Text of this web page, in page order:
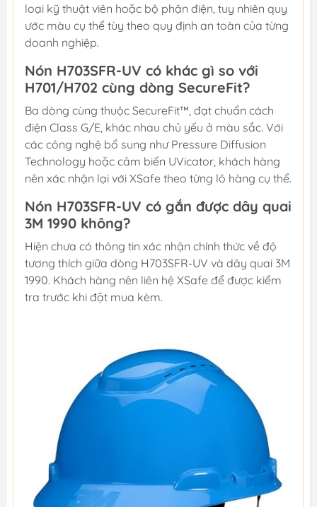
loại kỹ thuật viên hoặc bộ phận điện, tuy nhiên quy
ước màu cụ thể tùy theo quy định an toàn của từng
doanh nghiệp.
Nón H703SFR-UV có khác gì so với
H701/H702 cùng dòng SecureFit?
Ba dòng cùng thuộc SecureFit™, đạt chuẩn cách
điện Class G/E, khác nhau chủ yếu ở màu sắc. Với
các công nghệ bổ sung như Pressure Diffusion
Technology hoặc cảm biến UVicator, khách hàng
nên xác nhận lại với XSafe theo từng lô hàng cụ thể.
Nón H703SFR-UV có gắn được dây quai
3M 1990 không?
Hiện chưa có thông tin xác nhận chính thức về độ
tương thích giữa dòng H703SFR-UV và dây quai 3M
1990. Khách hàng nên liên hệ XSafe để được kiểm
tra trước khi đặt mua kèm.